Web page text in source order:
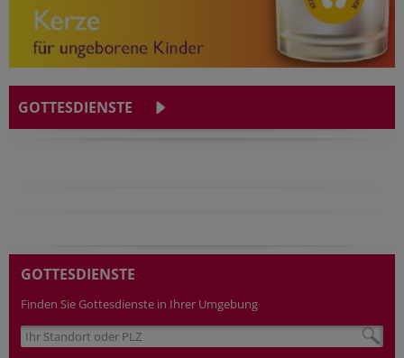
GOTTESDIENSTE
GOTTESDIENSTE
Finden Sie Gottesdienste in Ihrer Umgebung